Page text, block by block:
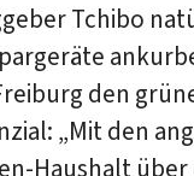
Tchibo
den
„Mit den